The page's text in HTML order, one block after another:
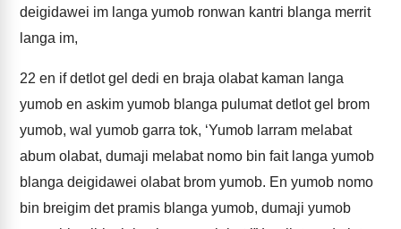
deigidawei im langa yumob ronwan kantri blanga merrit
langa im,
22 en if detlot gel dedi en braja olabat kaman langa
yumob en askim yumob blanga pulumat detlot gel brom
yumob, wal yumob garra tok, ‘Yumob larram melabat
abum olabat, dumaji melabat nomo bin fait langa yumob
blanga deigidawei olabat brom yumob. En yumob nomo
bin breigim det pramis blanga yumob, dumaji yumob